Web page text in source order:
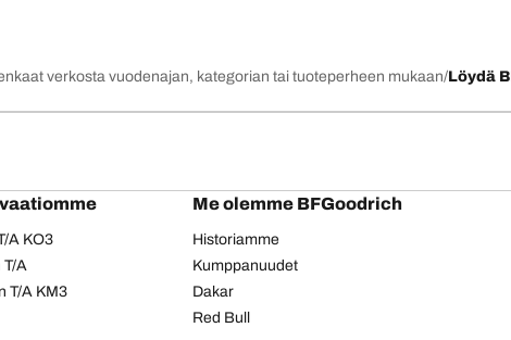
verkosta vuodenajan, kategorian tai tuoteperheen mukaan Löydä
A KO3
T/A
T/A KM3
Me olemme BFGoodrich
Historiamme
Kumppanuudet
Dakar
Red Bull